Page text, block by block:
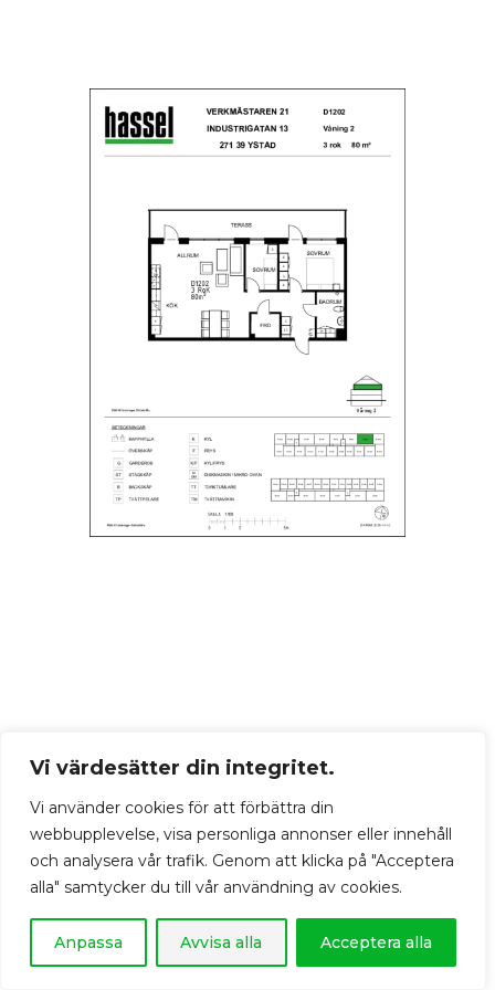
Vi värdesätter din integritet.
Vi använder cookies för att förbättra din
webbupplevelse, visa personliga annonser eller innehåll
och analysera vår trafik. Genom att klicka på "Acceptera
alla" samtycker du till vår användning av cookies.
Anpassa Avvisa alla Acceptera alla